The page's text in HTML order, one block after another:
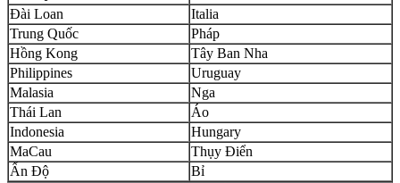
Đài Loan
Italia
Trung Quốc
Pháp
Hồng Kong
Tây Ban Nha
Philippines
Uruguay
Malasia
Nga
Thái Lan
Áo
Indonesia
Hungary
MaCau
Thụy Điển
Ấn Độ
Bỉ